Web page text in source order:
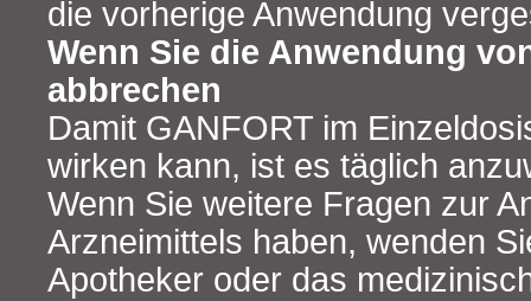
die vorherige Anwendung
Wenn Sie die Anwendung
abbrechen
Damit GANFORT im
wirken kann, ist es täglich
Wenn Sie weitere Fragen zur
Arzneimittels haben, wenden
Apotheker oder das